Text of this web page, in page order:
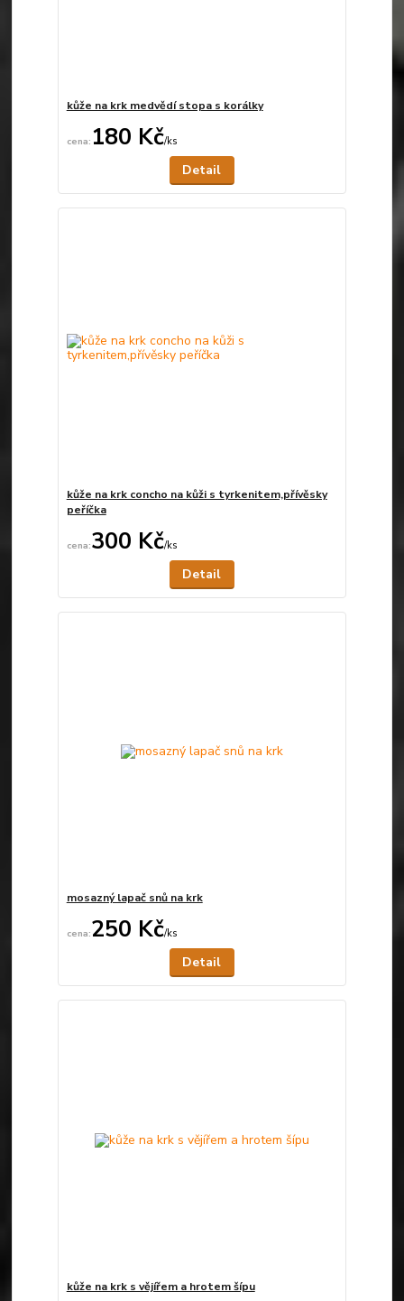
kůže na krk medvědí stopa s korálky
180 Kč/ks
Detail
kůže na krk concho na kůži s tyrkenitem,přívěsky
peříčka
300 Kč/ks
Detail
mosazný lapač snů na krk
250 Kč/ks
Detail
kůže na krk s vějířem a hrotem šípu